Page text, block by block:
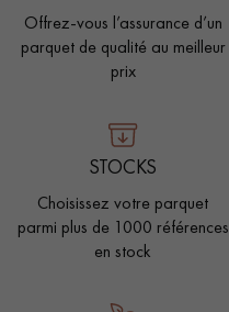
Offrez-vous l’assurance d’un
parquet de qualité au meilleur
prix
STOCKS
Choisissez votre parquet
parmi plus de 1000 références
en stock